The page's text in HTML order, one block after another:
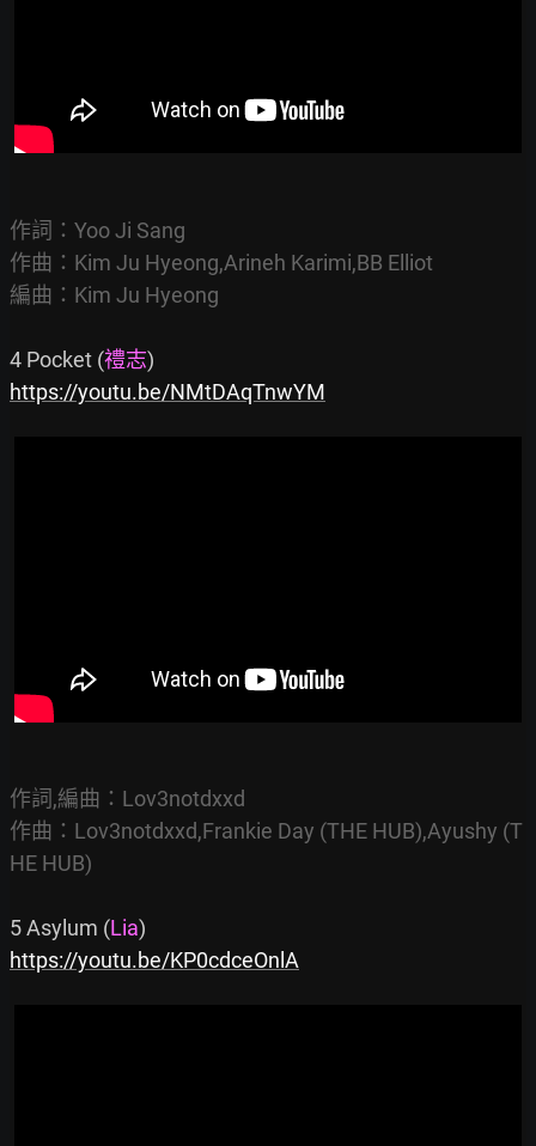
作詞：Yoo Ji Sang
作曲：Kim Ju Hyeong,Arineh Karimi,BB Elliot
編曲：Kim Ju Hyeong
4 Pocket (禮志
https://youtu.be/NMtDAqTnwYM
作詞,編曲：Lov3notdxxd
作曲：Lov3notdxxd,Frankie Day (THE HUB),Ayushy (T
HE HUB)
5 Asylum (Lia
https://youtu.be/KP0cdceOnlA